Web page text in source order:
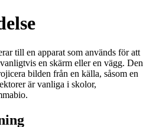
till en apparat som används för att
en skärm eller en vägg. Den
bilden från en källa, såsom en
är vanliga i skolor,